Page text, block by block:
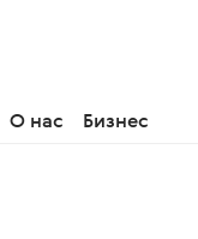
О нас Бизнес